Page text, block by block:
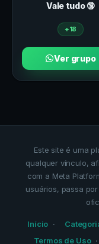
Vale tudo 🔞
+18
Ver grupo
Este site é uma
qualquer vínculo,
com a Meta
usuários, passa
Início
Termos de Uso